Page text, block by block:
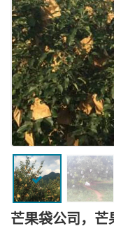
芒果袋公司，芒